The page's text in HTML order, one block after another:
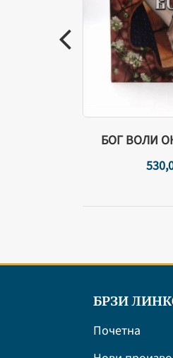
БОГ ВОЛИ
530,
БРЗИ
Почетна